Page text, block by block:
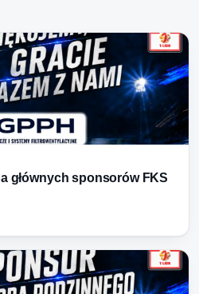
głównych sponsorów FKS